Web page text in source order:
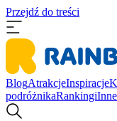
Przejdź do treści
BlogAtrakcjeInspiracje
podróżnikaRankingiInne